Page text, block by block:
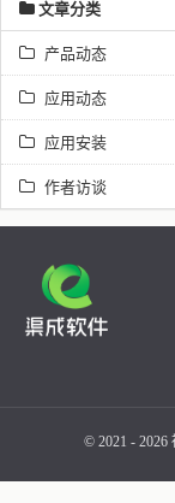
文章分类
产品动态
应用动态
应用安装
作者访谈
© 2021 - 2026